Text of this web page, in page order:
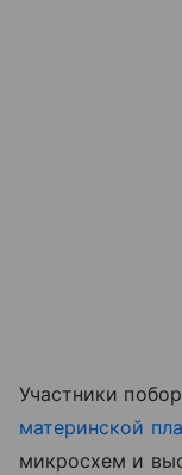
Участники
материнской
микросхем и